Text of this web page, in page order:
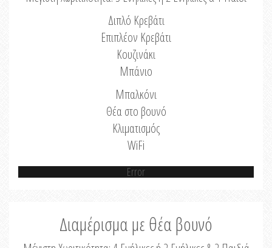
Διπλό Κρεβάτι
Επιπλέον Κρεβάτι
Κουζινάκι
Μπάνιο
Μπαλκόνι
Θέα στο βουνό
Κλιματισμός
WiFi
Error
Διαμέρισμα με θέα βουνό